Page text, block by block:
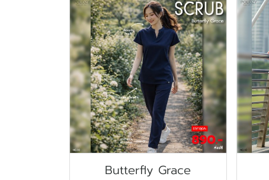
Butterfly Grace